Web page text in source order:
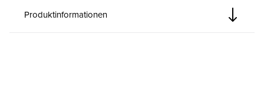
Produktinformationen